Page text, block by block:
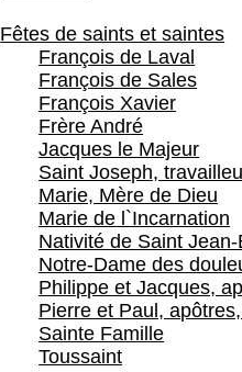
Fêtes de saints et saintes
François de Laval
François de Sales
François Xavier
Frère André
Jacques le Majeur
Saint Joseph,
Marie, Mère de Dieu
Marie de l`Incarnation
Nativité de Saint
Notre-Dame des
Philippe et Jacques,
Pierre et Paul,
Sainte Famille
Toussaint